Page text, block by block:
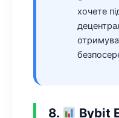
хочете
8.
Bybit